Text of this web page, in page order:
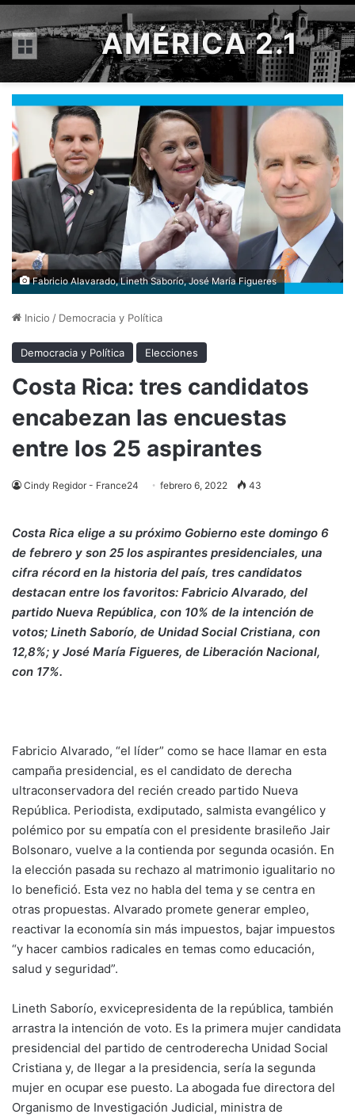
Menú AMÉRICA 2.1
Fabricio Alavarado, Lineth Saborío, José María Figueres
Inicio / Democracia y Política
Democracia y Política Elecciones
Costa Rica: tres candidatos
encabezan las encuestas
entre los 25 aspirantes
Cindy Regidor - France24 febrero 6, 2022 43
Costa Rica elige a su próximo Gobierno este domingo 6
de febrero y son 25 los aspirantes presidenciales, una
cifra récord en la historia del país, tres candidatos
destacan entre los favoritos: Fabricio Alvarado, del
partido Nueva República, con 10% de la intención de
votos; Lineth Saborío, de Unidad Social Cristiana, con
12,8%; y José María Figueres, de Liberación Nacional,
con 17%.
Fabricio Alvarado, “el líder” como se hace llamar en esta
campaña presidencial, es el candidato de derecha
ultraconservadora del recién creado partido Nueva
República. Periodista, exdiputado, salmista evangélico y
polémico por su empatía con el presidente brasileño Jair
Bolsonaro, vuelve a la contienda por segunda ocasión. En
la elección pasada su rechazo al matrimonio igualitario no
lo benefició. Esta vez no habla del tema y se centra en
otras propuestas. Alvarado promete generar empleo,
reactivar la economía sin más impuestos, bajar impuestos
“y hacer cambios radicales en temas como educación,
salud y seguridad”.
Lineth Saborío, exvicepresidenta de la república, también
arrastra la intención de voto. Es la primera mujer candidata
presidencial del partido de centroderecha Unidad Social
Cristiana y, de llegar a la presidencia, sería la segunda
mujer en ocupar ese puesto. La abogada fue directora del
Organismo de Investigación Judicial, ministra de